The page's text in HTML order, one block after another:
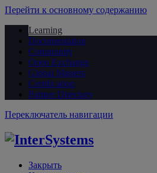
Перейти к основному содержанию
Learning
Documentation
Community
Open Exchange
Global Masters
Certification
Partner Directory
Переключатель навигации
Закрыть